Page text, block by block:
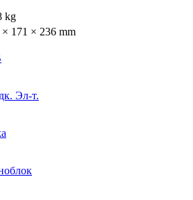
kg
× 171 × 236 mm
Эл-т.